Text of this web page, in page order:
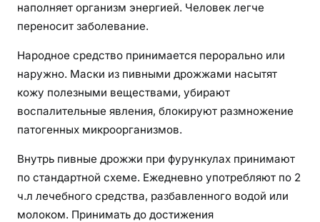
наполняет организм энергией. Человек легче
переносит заболевание.
Народное средство принимается перорально или
наружно. Маски из пивными дрожжами насытят
кожу полезными веществами, убирают
воспалительные явления, блокируют размножение
патогенных микроорганизмов.
Внутрь пивные дрожжи при фурункулах принимают
по стандартной схеме. Ежедневно употребляют по 2
ч.л лечебного средства, разбавленного водой или
молоком. Принимать до достижения